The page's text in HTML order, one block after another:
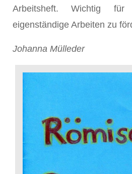
Arbeitsheft. Wichtig
eigenständige Arbeiten zu
Johanna Mülleder